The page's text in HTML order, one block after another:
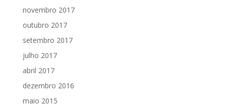
novembro 2017
outubro 2017
setembro 2017
julho 2017
abril 2017
dezembro 2016
maio 2015